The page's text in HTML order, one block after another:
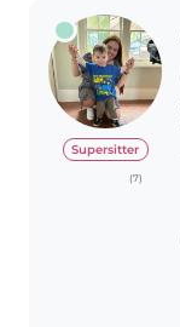
Supersitter
(7)